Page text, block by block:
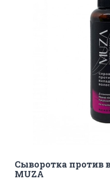
Сыворотка против
MUZA